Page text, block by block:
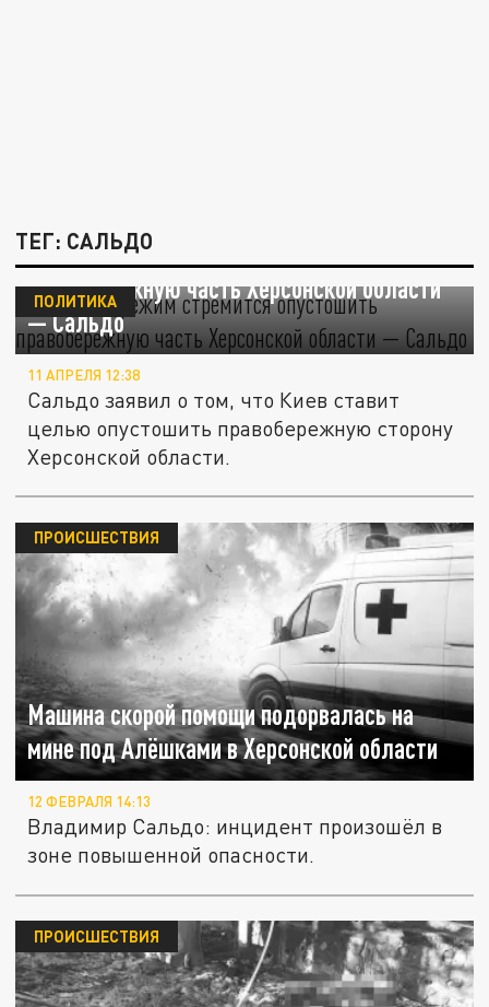
ТЕГ: САЛЬДО
Киевский режим стремится опустошить
правобережную часть Херсонской области
— Сальдо
ПОЛИТИКА
11 АПРЕЛЯ 12:38
Сальдо заявил о том, что Киев ставит
целью опустошить правобережную сторону
Херсонской области.
Машина скорой помощи подорвалась на
мине под Алёшками в Херсонской области
ПРОИСШЕСТВИЯ
12 ФЕВРАЛЯ 14:13
Владимир Сальдо: инцидент произошёл в
зоне повышенной опасности.
ПРОИСШЕСТВИЯ